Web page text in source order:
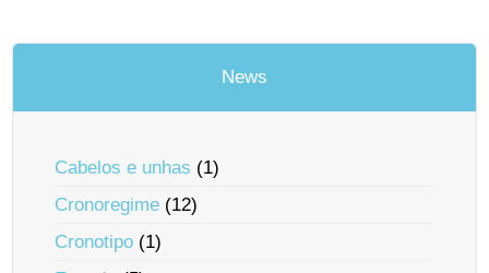
News
Cabelos e unhas (1)
Cronoregime (12)
Cronotipo (1)